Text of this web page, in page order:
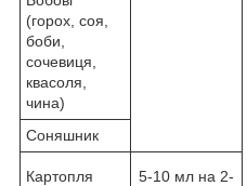
(горох, соя,
боби,
сочевиця,
квасоля,
чина)
Соняшник
Картопля
5-10 мл на 2-